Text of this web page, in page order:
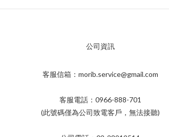
公司資訊
客服信箱：morib.service@gmail.com
客服電話：0966-888-701
(此號碼僅為公司致電客戶，無法接聽)